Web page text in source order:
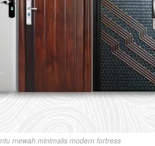
mewah minimalis modern fortress